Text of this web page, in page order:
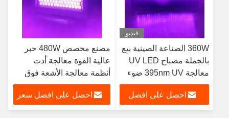
فيديو
360W الصناعة الصينية بيع
بالجملة مصباح UV LED
معالجة 395nm UV ضوء
طابعة مسطحة
احصل على افضل
مصنع مخصص 480W حبر
عالية القوة معالجة أدت
أنظمة معالجة الأشعة فوق
البنفسجية للطباعة
احصل على افضل سعر